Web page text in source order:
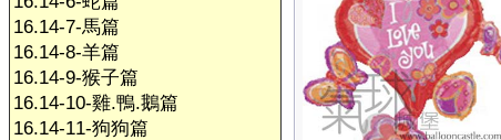
16.14-7-馬篇
16.14-8-羊篇
16.14-9-猴子篇
16.14-10-雞.鴨.鵝篇
16.14-11-狗狗篇